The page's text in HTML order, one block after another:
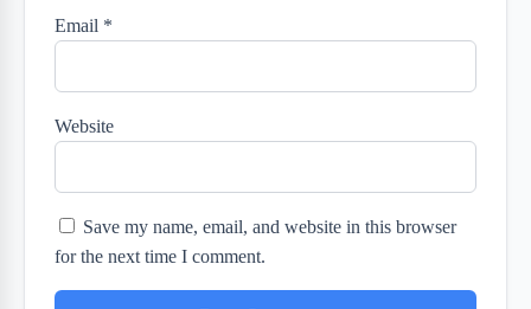
Email *
Website
Save my name, email, and website in this browser
for the next time I comment.